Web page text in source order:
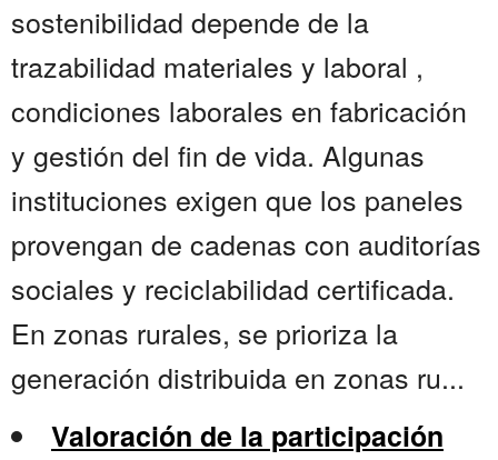
sostenibilidad depende de la
trazabilidad materiales y laboral ,
condiciones laborales en fabricación
y gestión del fin de vida. Algunas
instituciones exigen que los paneles
provengan de cadenas con auditorías
sociales y reciclabilidad certificada.
En zonas rurales, se prioriza la
generación distribuida en zonas ru...
Valoración de la participación